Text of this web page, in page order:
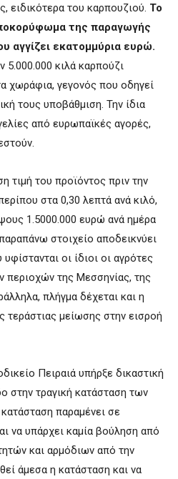
ειδικότερα του καρπουζιού. Το
της παραγωγής
αγγίζει εκατομμύρια ευρώ.
5.000.000 κιλά καρπούζι
χωράφια, γεγονός που οδηγεί
τους υποβάθμιση. Την ίδια
από ευρωπαϊκές αγορές,
τιμή του προϊόντος πριν την
στα 0,30 λεπτά ανά κιλό,
1.5000.000 ευρώ ανά ημέρα
στοιχείο αποδεικνύει
οι ίδιοι οι αγρότες
περιοχών της Μεσσηνίας, της
πλήγμα δέχεται και η
τεράστιας μείωσης στην εισροή
Πειραιά υπήρξε δικαστική
στην τραγική κατάσταση των
παραμένει σε
να υπάρχει καμία βούληση από
και αρμόδιων από την
άμεσα η κατάσταση και να